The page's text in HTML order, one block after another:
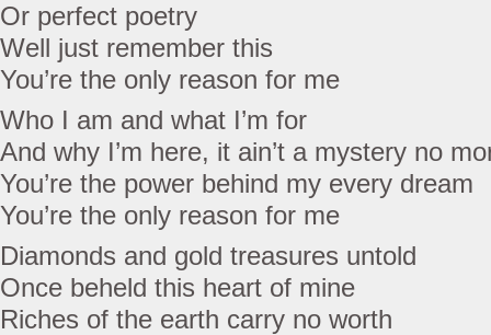
Or perfect poetry
Well just remember this
You’re the only reason for me
Who I am and what I’m for
And why I’m here, it ain’t a mystery no
You’re the power behind my every dream
You’re the only reason for me
Diamonds and gold treasures untold
Once beheld this heart of mine
Riches of the earth carry no worth